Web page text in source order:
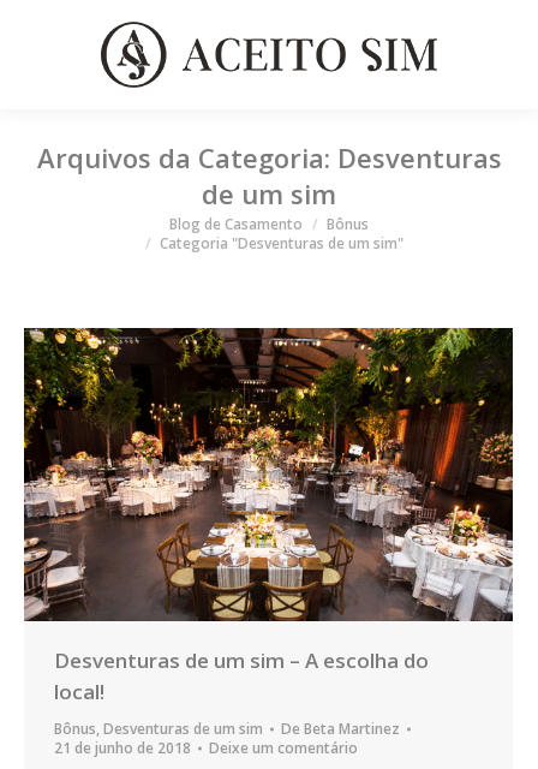
Arquivos da Categoria: Desventuras
de um sim
Blog de Casamento
Bônus
Categoria "Desventuras de um sim"
Desventuras de um sim – A escolha do
local!
Bônus,Desventuras de um sim De Beta Martinez
21 de junho de 2018
Deixe um comentário